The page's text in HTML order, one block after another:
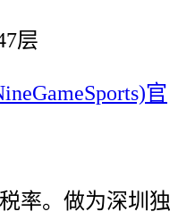
层
官
。做为深圳独